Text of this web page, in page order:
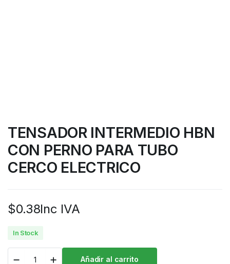
TENSADOR INTERMEDIO HBN
CON PERNO PARA TUBO
CERCO ELECTRICO
$0.38Inc IVA
In Stock
Añadir al carrito